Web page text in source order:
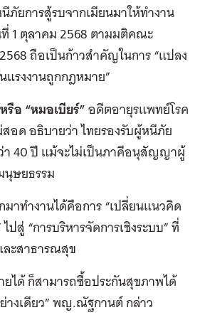
ภัยการสู้รบจากเมียนมาให้ทำงาน
1 ตุลาคม 2568 ตามมติคณะ
ถือเป็นก้าวสำคัญในการ “แปลง
รงงานถูกกฎหมาย”
อ “หมอเบียร์”อดีตอายุรแพทย์โรค
อด อธิบายว่า ไทยรองรับผู้หนีภัย
า 40 ปี แม้จะไม่เป็นภาคีอนุสัญญาผู้
ษยธรรม
าทำงานได้คือการ “เปลี่ยนแนวคิด
ปสู่ “การบริหารจัดการเชิงระบบ” ที่
ะสาธารณสุข
ยได้ ก็สามารถซื้อประกันสุขภาพได้
างเดียว” พญ.ณัฐกานต์ กล่าว